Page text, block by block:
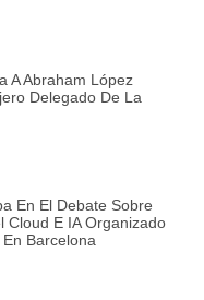
A Abraham López
Delegado De La
En El Debate Sobre
Cloud E IA Organizado
Barcelona